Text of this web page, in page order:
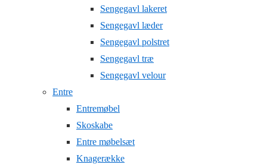
Sengegavl lakeret
Sengegavl læder
Sengegavl polstret
Sengegavl træ
Sengegavl velour
Entre
Entremøbel
Skoskabe
Entre møbelsæt
Knagerække